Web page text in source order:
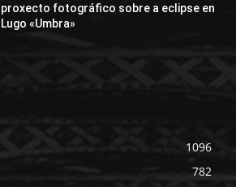
proxecto fotográfico sobre a eclipse en
Lugo «Umbra»
1096
782